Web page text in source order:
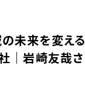
の未来を変える
｜岩崎友哉さ